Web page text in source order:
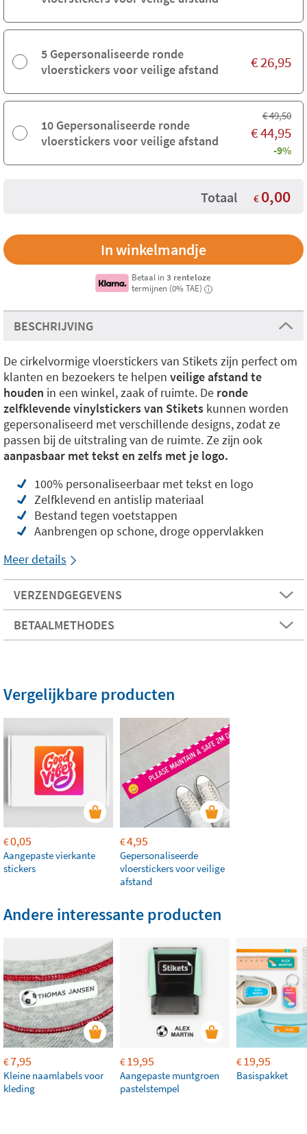
5 Gepersonaliseerde ronde
vloerstickers voor veilige afstand
€26,95
10 Gepersonaliseerde ronde
vloerstickers voor veilige afstand
€49,50
€44,95
-9%
Totaal € 0,00
Betaal in3 renteloze
termijnen (0% TAE)
i
BESCHRIJVING
De cirkelvormige vloerstickers van Stikets zijn perfect om
klanten en bezoekers te helpen veilige afstand te
houden in een winkel, zaak of ruimte. De ronde
zelfklevende vinylstickers van Stikets kunnen worden
gepersonaliseerd met verschillende designs, zodat ze
passen bij de uitstraling van de ruimte. Ze zijn ook
aanpasbaar met tekst en zelfs met je logo.
100% personaliseerbaar met tekst en logo
Zelfklevend en antislip materiaal
Bestand tegen voetstappen
Aanbrengen op schone, droge oppervlakken
Meer details
VERZENDGEGEVENS
BETAALMETHODES
Vergelijkbare producten
€0,05
Aangepaste vierkante
stickers
€4,95
Gepersonaliseerde
vloerstickers voor veilige
afstand
Andere interessante producten
€7,95
Kleine naamlabels voor
kleding
€19,95
Aangepaste muntgroen
pastelstempel
€19,95
Basispakket